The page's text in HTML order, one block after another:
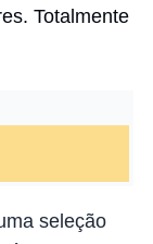
Totalmente
seleção